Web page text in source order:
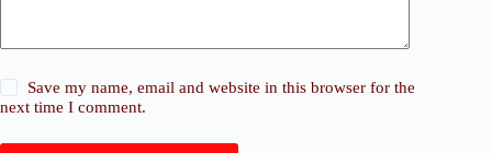
Save my name, email and website in this browser for the
next time I comment.